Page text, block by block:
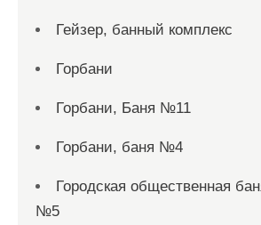
Гейзер, банный комплекс
Горбани
Горбани, Баня №11
Горбани, баня №4
Городская общественная
№5